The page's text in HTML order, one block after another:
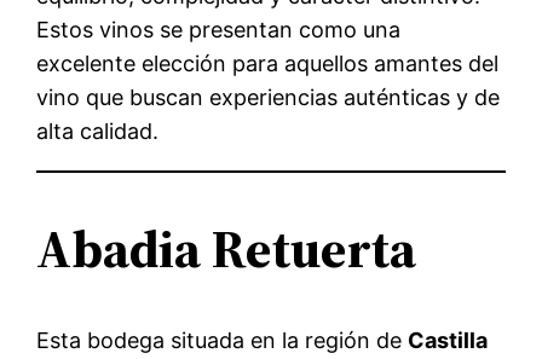
Estos vinos se presentan como una
excelente elección para aquellos amantes del
vino que buscan experiencias auténticas y de
alta calidad.
Abadia Retuerta
Esta bodega situada en la región de Castilla